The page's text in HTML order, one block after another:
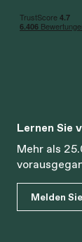
Lernen Sie
Mehr als
Melden